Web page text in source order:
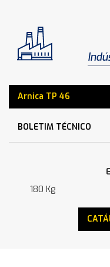
Arnica TP 46
BOLETIM TÉCNICO
180 Kg